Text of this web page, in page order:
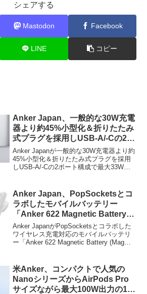
シェアする
Mastodon Facebook
LINE コピー
Anker Japan、一般的な30W充電
器より約45%小型化＆折りたたみ
式プラグを採用しUSB-A/-Cの2ポ
ート構成で最大33W出力も可能な
USB急速充電器「Anker 323
Charger (33W)」を発売。
Anker Japanが一般的な30W充電器より約
45%小型化＆折りたたみ式プラグを採用
しUSB-A/-Cの2ポート構成で最大33W出
は以下か...
Anker Japan、PopSocketsとコ
ラボしたモバイルバッテリー
「Anker 622 Magnetic Battery
(MagGo with PopSockets
Grip)」にホワイトとブルーカラ
ーを追加。
Anker JapanがPopSocketsとコラボした
ワイヤレス充電対応のモバイルバッテリ
ー「Anker 622 Magnetic Battery (MagGo
米Anker、コンパクトで人気の
NanoシリーズからAirPods Pro
サイズながら最大100W出力の1ポ